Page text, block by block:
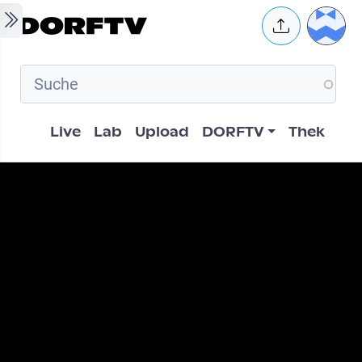
Skip to main content User
Hauptnavigation
Live Lab Upload DORFTV Thek